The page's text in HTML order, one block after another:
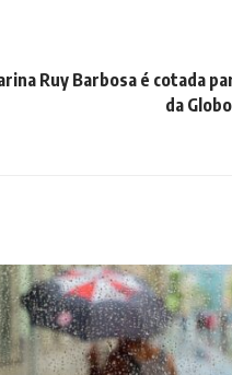
Ruy Barbosa é cotada
da